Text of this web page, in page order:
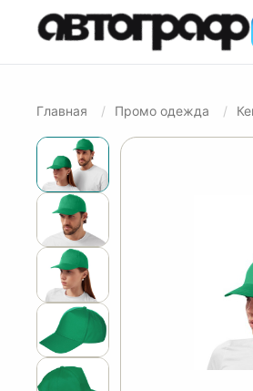
Главная Промо одежда